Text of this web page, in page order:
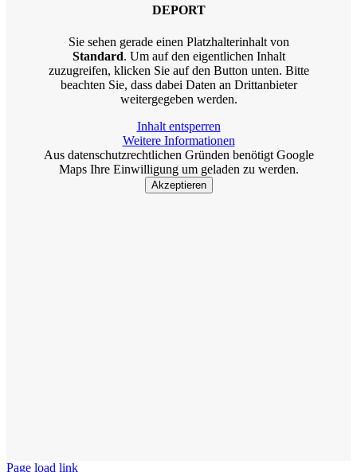
DEPORT
Sie sehen gerade einen Platzhalterinhalt von
Standard. Um auf den eigentlichen Inhalt
zuzugreifen, klicken Sie auf den Button unten. Bitte
beachten Sie, dass dabei Daten an Drittanbieter
weitergegeben werden.
Inhalt entsperren
Weitere Informationen
Aus datenschutzrechtlichen Gründen benötigt Google
Maps Ihre Einwilligung um geladen zu werden.
Akzeptieren
Page load link